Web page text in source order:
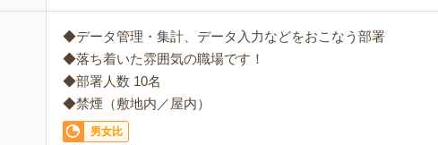
◆データ管理・集計、データ入力などをおこなう部署
◆落ち着いた雰囲気の職場です！
◆部署人数 10名
◆禁煙（敷地内／屋内）
男女比